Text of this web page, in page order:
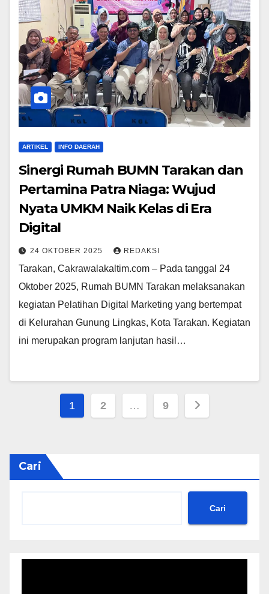
ARTIKEL INFO DAERAH
Sinergi Rumah BUMN Tarakan dan
Pertamina Patra Niaga: Wujud
Nyata UMKM Naik Kelas di Era
Digital
24 OKTOBER 2025 REDAKSI
Tarakan, Cakrawalakaltim.com – Pada tanggal 24
Oktober 2025, Rumah BUMN Tarakan melaksanakan
kegiatan Pelatihan Digital Marketing yang bertempat
di Kelurahan Gunung Lingkas, Kota Tarakan. Kegiatan
ini merupakan program lanjutan hasil…
Paginasi
1 2 … 9
Cari
Cari